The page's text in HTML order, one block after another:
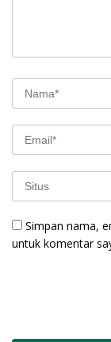
Simpan nama,
untuk komentar